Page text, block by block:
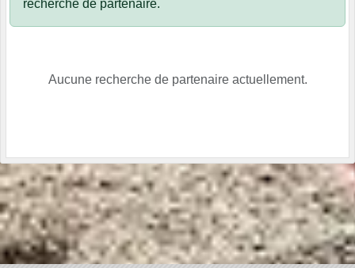
recherche de partenaire.
Aucune recherche de partenaire actuellement.